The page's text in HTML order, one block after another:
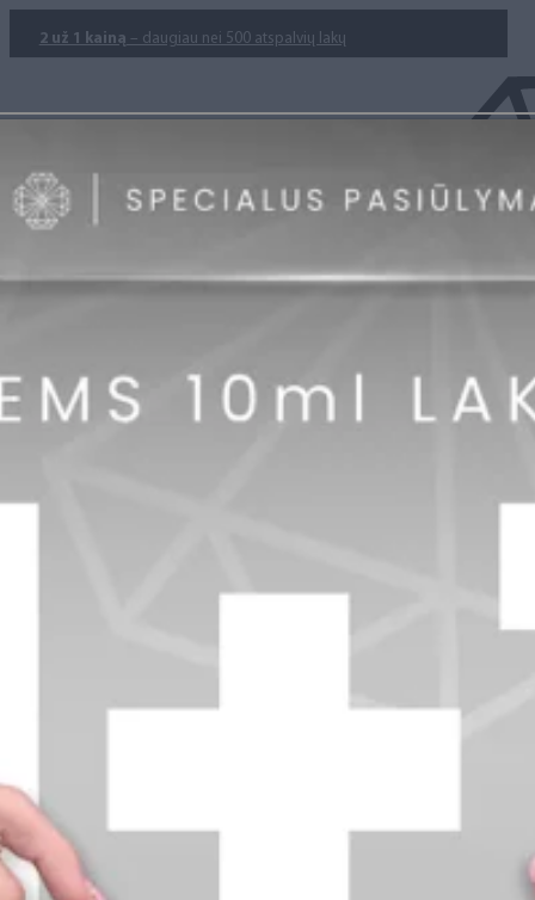
2 už 1 kainą – daugiau nei 500 atspalvių lakų
info@diamondline.lt